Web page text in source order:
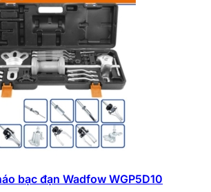
bạc đạn Wadfow WGP5D10